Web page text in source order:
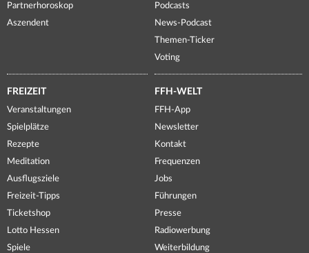
Partnerhoroskop
Aszendent
Podcasts
News-Podcast
Themen-Ticker
Voting
FREIZEIT
Veranstaltungen
Spielplätze
Rezepte
Meditation
Ausflugsziele
Freizeit-Tipps
Ticketshop
Lotto Hessen
Spiele
FFH-WELT
FFH-App
Newsletter
Kontakt
Frequenzen
Jobs
Führungen
Presse
Radiowerbung
Weiterbildung